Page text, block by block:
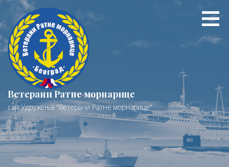
Preskoči
sadržaj
Ветерани Ратне морнарице
сајт Удружења "Ветерани Ратне морнарице"